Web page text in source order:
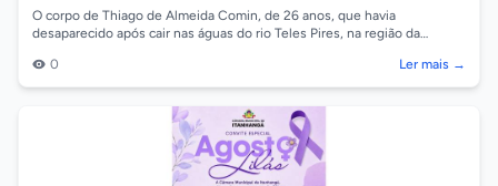
O corpo de Thiago de Almeida Comin, de 26 anos, que havia
desaparecido após cair nas águas do rio Teles Pires, na região da
0
Ler mais →